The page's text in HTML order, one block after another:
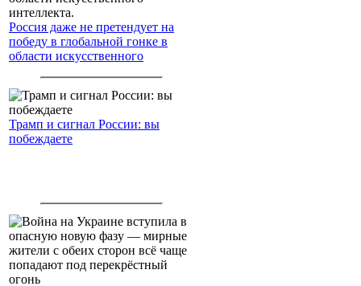
Россия даже не претендует на
победу в глобальной гонке в
области искусственного
Трамп и сигнал России: вы
побеждаете